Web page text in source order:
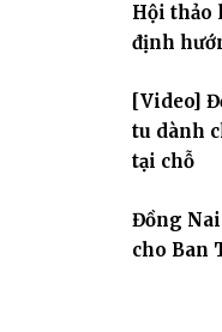
Hội thảo
định
[Video]
tu dành
tại chỗ
Đồng
cho Ban